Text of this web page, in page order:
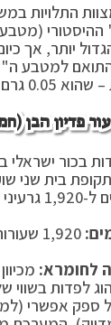
התלויות
(מטבע
יותר, אך
למטבע
לשעורה).
בכור
1,920 שעורות × 0.05 גרם =
לחומרא:
לפדות בשווי
ספק אפשרי